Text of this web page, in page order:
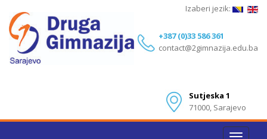
+387 (0)33 586 361
contact@2gimnazija.edu.ba
Sutjeska 1
71000, Sarajevo
Izaberi jezik: